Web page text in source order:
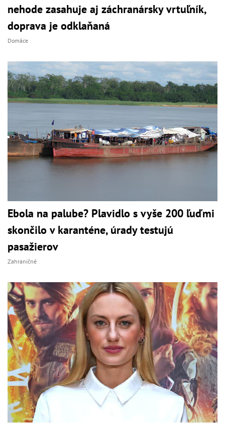
nehode zasahuje aj záchranársky vrtuľník,
doprava je odklaňaná
Domáce
Ebola na palube? Plavidlo s vyše 200 ľuďmi
skončilo v karanténe, úrady testujú
pasažierov
Zahraničné